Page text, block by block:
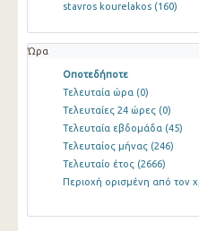
stavros kourelakos (160)
Ώρα
Οποτεδήποτε
Τελευταία ώρα (0)
Τελευταίες 24 ώρες (0)
Τελευταία εβδομάδα (45)
Τελευταίος μήνας (246)
Τελευταίο έτος (2666)
Περιοχή ορισμένη από τον